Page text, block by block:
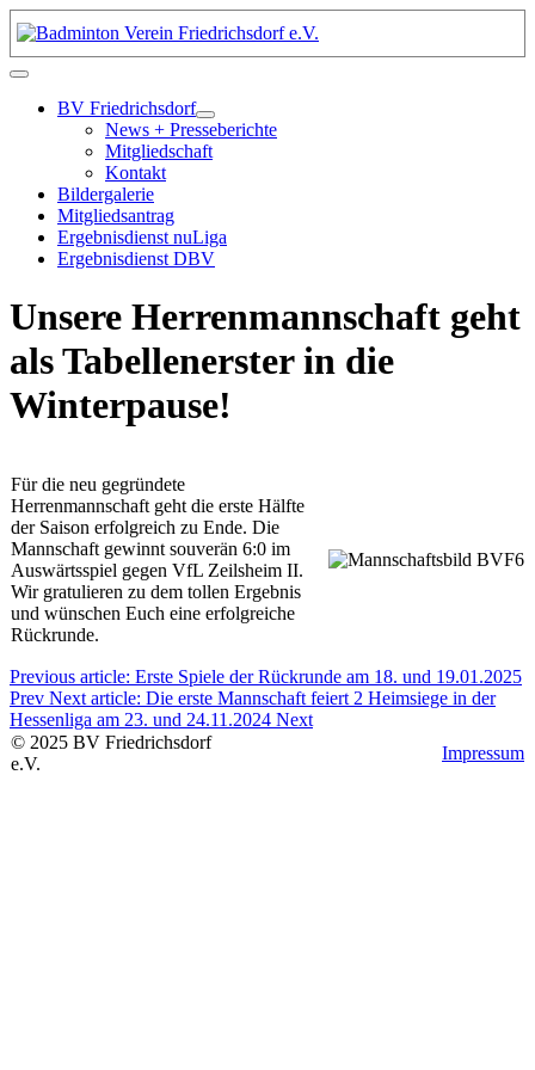
BV Friedrichsdorf
News + Presseberichte
Mitgliedschaft
Kontakt
Bildergalerie
Mitgliedsantrag
Ergebnisdienst nuLiga
Ergebnisdienst DBV
Unsere Herrenmannschaft geht
als Tabellenerster in die
Winterpause!
Für die neu gegründete
Herrenmannschaft geht die erste Hälfte
der Saison erfolgreich zu Ende. Die
Mannschaft gewinnt souverän 6:0 im
Auswärtsspiel gegen VfL Zeilsheim II.
Wir gratulieren zu dem tollen Ergebnis
und wünschen Euch eine erfolgreiche
Rückrunde.
Previous article: Erste Spiele der Rückrunde am 18. und 19.01.2025
Prev Next article: Die erste Mannschaft feiert 2 Heimsiege in der
Hessenliga am 23. und 24.11.2024 Next
© 2025 BV Friedrichsdorf
e.V.
Impressum